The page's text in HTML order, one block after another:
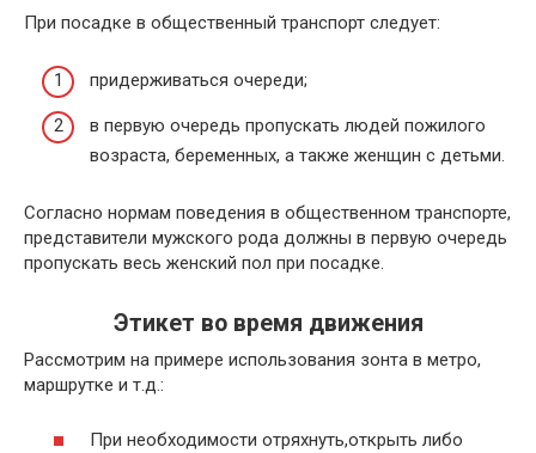
При посадке в общественный транспорт следует:
придерживаться очереди;
в первую очередь пропускать людей пожилого
возраста, беременных, а также женщин с детьми.
Согласно нормам поведения в общественном транспорте,
представители мужского рода должны в первую очередь
пропускать весь женский пол при посадке.
Этикет во время движения
Рассмотрим на примере использования зонта в метро,
маршрутке и т.д.:
При необходимости отряхнуть,открыть либо